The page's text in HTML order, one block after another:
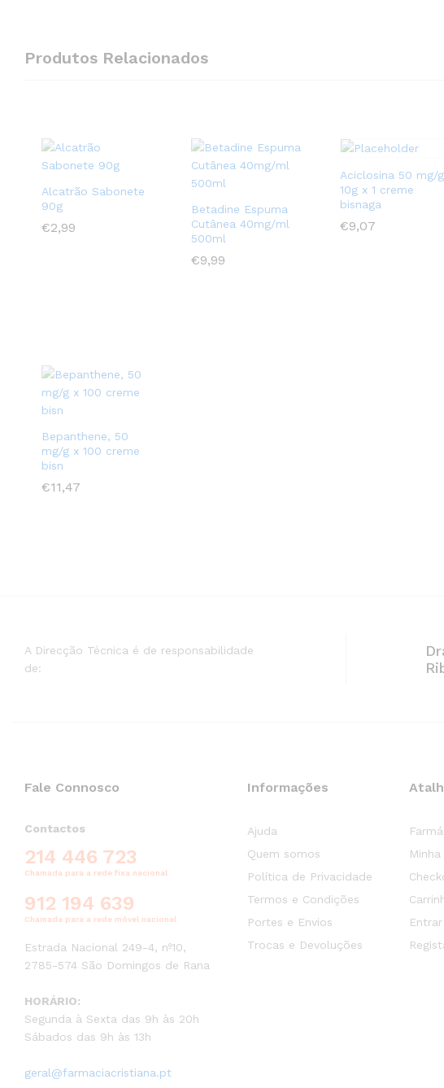
Produtos Relacionados
Alcatrão Sabonete
90g
€2,99
€2,99
Betadine Espuma
Cutânea 40mg/ml
500ml
€9,99
€9,99
Aciclosina 50 mg/
10g x 1 creme
bisnaga
€9,07
€9,07
Bepanthene, 50
mg/g x 100 creme
bisn
€11,47
€11,47
A Direcção Técnica é de responsabilidade
de:
Fale Connosco
Contactos
214 446 723
Chamada para a rede fixa nacional
912 194 639
Chamada para a rede móvel nacional
Estrada Nacional 249-4, nº10,
2785-574 São Domingos de Rana
HORÁRIO:
Segunda à Sexta das 9h às 20h
Sábados das 9h às 13h
geral@farmaciacristiana.pt
Informações
Ajuda
Quem somos
Política de Privacidade
Termos e Condições
Portes e Envios
Trocas e Devoluções
Entrar